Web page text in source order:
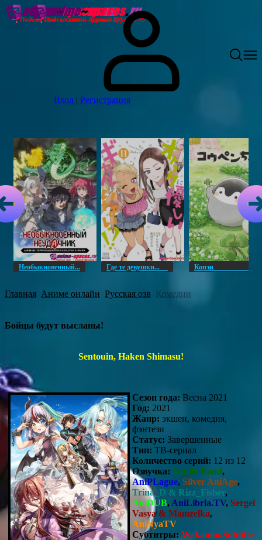
Вход | Регистрация
Необыкновенный... Где те девушки... Копэн
Главная Аниме онлайн Русская озв Комедии
Бойцы будут высланы!
Sentouin, Haken Shimasu!
Сезон года: Весна 2021
Год: 2021
Жанр: экшен, комедия,
фэнтези
Статус: Завершенные
Тип: ТВ-сериал
Количество серий: 12 из 12
Озвучка: Studio Band,
AniPLague, Silver AniAge,
Trina_D & Rizz_Fisher,
AniDUB, AniLibria.TV, Sergei
Vasya & Mamzelka,
AniNyaTV
Субтитры: Wakanim.Subtitles